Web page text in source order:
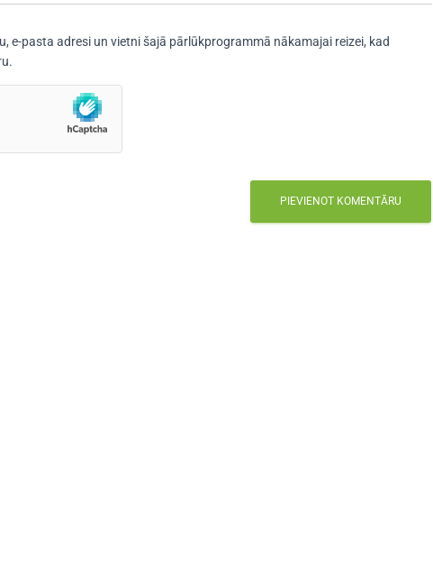
e-pasta adresi un vietni šajā pārlūkprogrammā nākamajai reizei, kad